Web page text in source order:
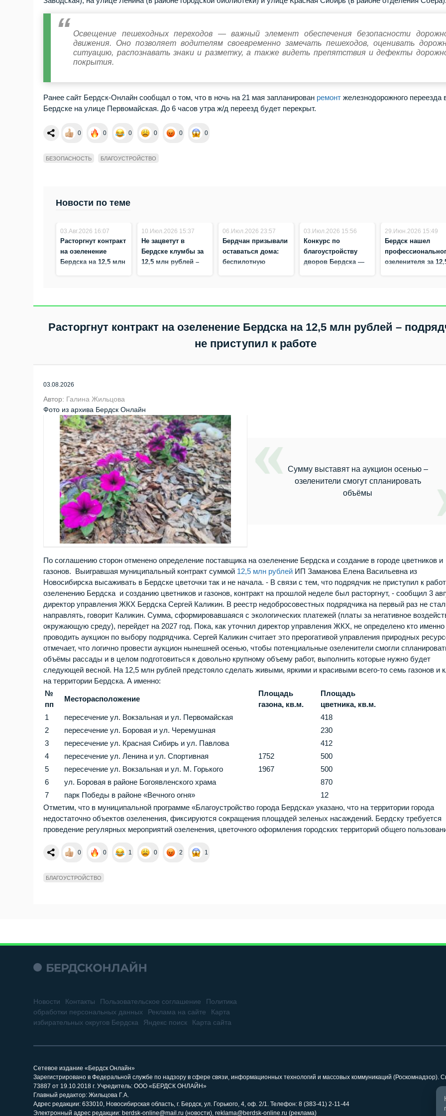
Освещение пешеходных переходов — важный элемент обеспечения безопасности
движения. Оно позволяет водителям своевременно замечать пешеходов, оценивать
ситуацию, распознавать знаки и разметку, а также видеть препятствия и дефекты
покрытия.
Ранее сайт Бердск-Онлайн сообщал о том, что в ночь на 21 мая запланирован ремонт железнодорожного переезда
Бердске на улице Первомайская. До 6 часов утра ж/д переезд будет перекрыт.
0 0 0 0 0 0
БЕЗОПАСНОСТЬ БЛАГОУСТРОЙСТВО
Новости по теме
03.Авг.2026 16:07
Расторгнут контракт
на озеленение
Бердска на 12,5 млн
10.Июл.2026 15:37
Не зацветут в
Бердске клумбы за
12,5 млн рублей –
06.Июл.2026 23:57
Бердчан призывали
оставаться дома:
беспилотную
03.Июл.2026 15:56
Конкурс по
благоустройству
дворов Бердска —
29.Июн.2026 15:49
Бердск нашел
озеленителя за
Расторгнут контракт на озеленение Бердска на 12,5 млн рублей –
не приступил к работе
03.08.2026
Автор: Галина Жильцова
Фото из архива Бердск Онлайн
Сумму выставят на аукцион осенью –
озеленители смогут спланировать
объёмы
По соглашению сторон отменено определение поставщика на озеленение Бердска и создание в городе цветников и
газонов. Выигравшая муниципальный контракт суммой 12,5 млн рублей ИП Заманова Елена Васильевна из
Новосибирска высаживать в Бердске цветочки так и не начала. - В связи с тем, что подрядчик не приступил к
озеленению Бердска и созданию цветников и газонов, контракт на прошлой неделе был расторгнут, - сообщил 3
директор управления ЖКХ Бердска Сергей Каликин. В реестр недобросовестных подрядчика на первый раз не
направлять, говорит Каликин. Сумма, сформировавшаяся с экологических платежей (платы за негативное
окружающую среду), перейдет на 2027 год. Пока, как уточнил директор управления ЖКХ, не определено кто
проводить аукцион по выбору подрядчика. Сергей Каликин считает это прерогативой управления природных
отмечает, что логично провести аукцион нынешней осенью, чтобы потенциальные озеленители смогли
объёмы рассады и в целом подготовиться к довольно крупному объему работ, выполнить которые нужно будет
следующей весной. На 12,5 млн рублей предстояло сделать живыми, яркими и красивыми всего-то семь газонов и
на территории Бердска. А именно:
№
пп
Месторасположение
Площадь
газона, кв.м.
Площадь
цветника, кв.м.
1
пересечение ул. Вокзальная и ул. Первомайская
418
2
пересечение ул. Боровая и ул. Черемушная
230
3
пересечение ул. Красная Сибирь и ул. Павлова
412
4
пересечение ул. Ленина и ул. Спортивная 1752
500
5
пересечение ул. Вокзальная и ул. М. Горького 1967
500
6
ул. Боровая в районе Богоявленского храма
870
7
парк Победы в районе «Вечного огня»
12
Отметим, что в муниципальной программе «Благоустройство города Бердска» указано, что на территории города
недостаточно объектов озеленения, фиксируются сокращения площадей зеленых насаждений. Бердску требуется
проведение регулярных мероприятий озеленения, цветочного оформления городских территорий общего
0 0 1 0 2 1
БЛАГОУСТРОЙСТВО
Новости Контакты Пользовательское соглашение
Политика
обработки персональных данных
Реклама на сайте
Карта
избирательных округов Бердска
Яндекс поиск Карта сайта
Сетевое издание «Бердск Онлайн»
Зарегистрировано в Федеральной службе по надзору в сфере связи, информационных технологий и массовых коммуникаций
73887 от 19.10.2018 г. Учредитель: ООО «БЕРДСК ОНЛАЙН»
Главный редактор: Жильцова Г.А.
Адрес редакции: 633010, Новосибирская область, г. Бердск, ул. Горького, 4, оф. 2/1. Телефон: 8 (383-41) 2-11-44
Электронный адрес редакции: berdsk-online@mail.ru (новости), reklama@berdsk-online.ru (реклама)